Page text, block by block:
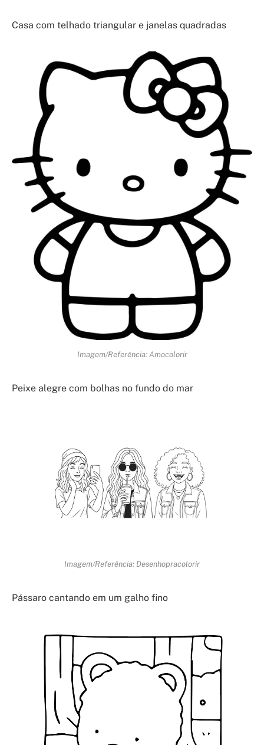
Casa com telhado triangular e janelas quadradas
Imagem/Referência: Amocolorir
Peixe alegre com bolhas no fundo do mar
Imagem/Referência: Desenhopracolorir
Pássaro cantando em um galho fino